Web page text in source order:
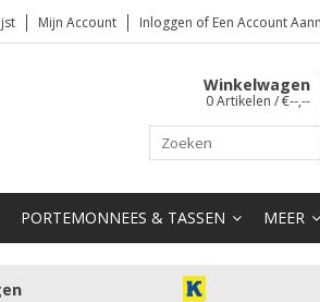
Mijn Account Inloggen of Een Account
Winkelwagen
0 Artikelen / €--,--
PORTEMONNEES & TASSEN MEER